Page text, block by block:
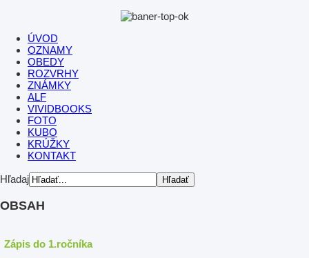
ÚVOD
OZNAMY
OBEDY
ROZVRHY
ZNÁMKY
ALF
VIVIDBOOKS
FOTO
KUBO
KRÚŽKY
KONTAKT
Hľadaj
OBSAH
Zápis do 1.ročníka